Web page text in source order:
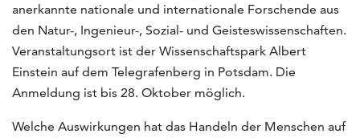
anerkannte nationale und internationale Forschende aus
den Natur-, Ingenieur-, Sozial- und Geisteswissenschaften.
Veranstaltungsort ist der Wissenschaftspark Albert
Einstein auf dem Telegrafenberg in Potsdam. Die
Anmeldung ist bis 28. Oktober möglich.
Welche Auswirkungen hat das Handeln der Menschen auf